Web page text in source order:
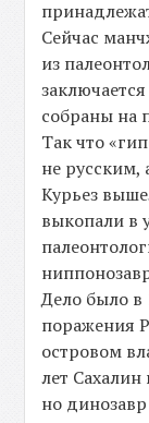
Сейчас
из
собраны на
Так что
не русским,
Курьез
выкопали в
Дело было в
поражения
островом
лет
но